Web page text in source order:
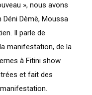
», nous avons
Dèmè, Moussa
Il parle de
manifestation, de la
à Fitini show
et fait des